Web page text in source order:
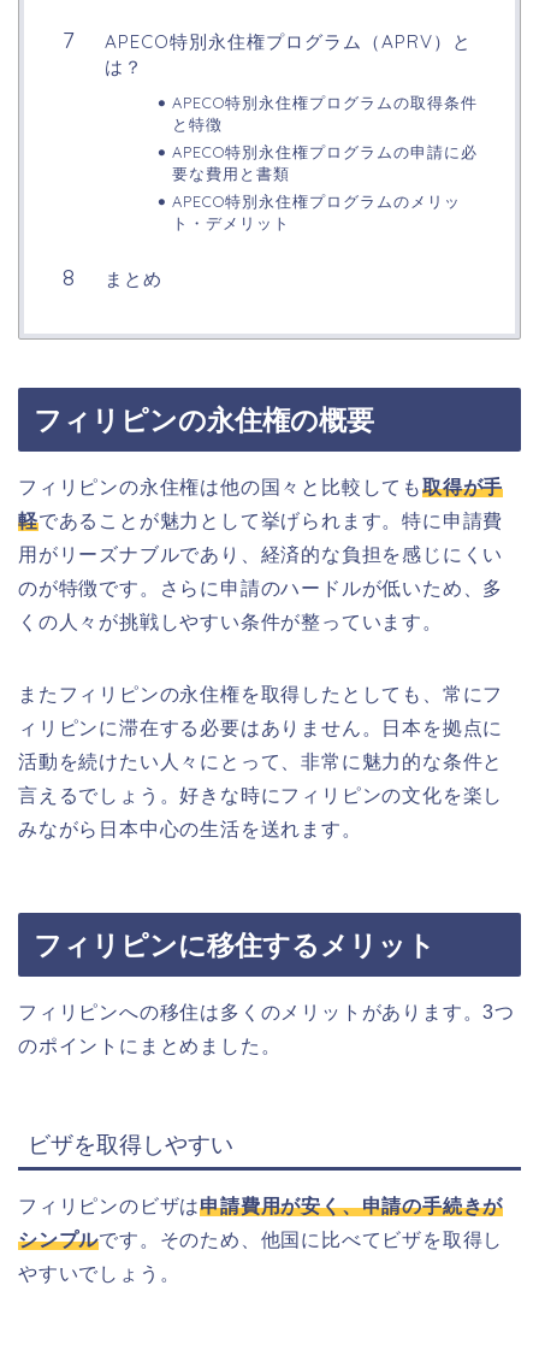
APECO特別永住権プログラム（APRV）と
は？
APECO特別永住権プログラムの取得条件
と特徴
APECO特別永住権プログラムの申請に必
要な費用と書類
APECO特別永住権プログラムのメリッ
ト・デメリット
まとめ
フィリピンの永住権の概要
フィリピンの永住権は他の国々と比較しても取得が手
軽であることが魅力として挙げられます。特に申請費
用がリーズナブルであり、経済的な負担を感じにくい
のが特徴です。さらに申請のハードルが低いため、多
くの人々が挑戦しやすい条件が整っています。
またフィリピンの永住権を取得したとしても、常にフ
ィリピンに滞在する必要はありません。日本を拠点に
活動を続けたい人々にとって、非常に魅力的な条件と
言えるでしょう。好きな時にフィリピンの文化を楽し
みながら日本中心の生活を送れます。
フィリピンに移住するメリット
フィリピンへの移住は多くのメリットがあります。3つ
のポイントにまとめました。
ビザを取得しやすい
フィリピンのビザは申請費用が安く、申請の手続きが
シンプルです。そのため、他国に比べてビザを取得し
やすいでしょう。